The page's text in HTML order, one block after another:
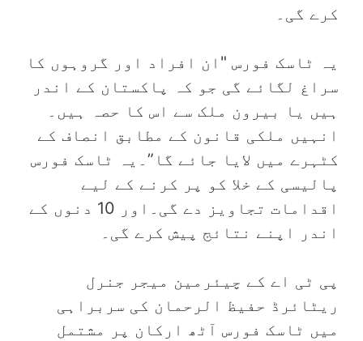
کرے گی۔
یہ ٹاسک فورس "ان افراد اور گروہوں کا
سراغ لگائے گی جو کہ پاکستان کے اندر
ہیں یا بیرون ملک سے اس کا حصہ ہیں۔
انہیں ملکی قانون کے مطابق انصاف کے
کٹہرے میں لایا جائے گا”۔یہ ٹاسک فورس
پالیسی کے خلا کو پر کرنے کے لیے
اقدامات تجاویز دے گی۔اور 10 دنوں کے
اندر اپنے نتائج پیش کرے گی۔
پی ٹی اے کے چیئرمین میجر جنرل
ریٹائرڈ حفیظ الرحمان کی سربراہی
میں ٹاسک فورس آٹھ ارکان پر مشتمل